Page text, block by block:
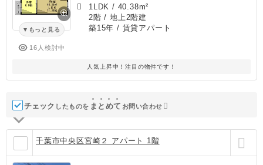
もっと見る
16人検討中
1LDK / 40.38m²
2階 / 地上2階建
築15年 / 賃貸アパート
人気上昇中！注目の物件です！
チェック したものを ま と めて お問い合わせ
千葉市中央区宮崎２ アパート 1階